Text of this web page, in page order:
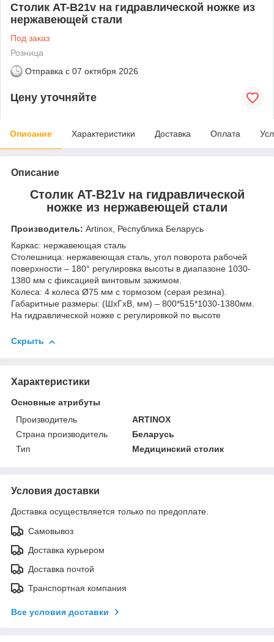
Столик AT-B21v на гидравлической ножке из
нержавеющей стали
Под заказ
Розница
Отправка с 07 октября 2026
Цену уточняйте
Описание Характеристики Доставка Оплата
Описание
Столик AT-B21v на гидравлической
ножке из нержавеющей стали
Производитель: Artinox, Республика Беларусь
Каркас: нержавеющая сталь
Столешница: нержавеющая сталь, угол поворота рабочей
поверхности – 180° регулировка высоты в диапазоне 1030-
1380 мм с фиксацией винтовым зажимом.
Колеса: 4 колеса Ø75 мм с тормозом (серая резина).
Габаритные размеры: (ШхГхВ, мм) – 800*515*1030-1380мм.
На гидравлической ножке с регулировкой по высоте
Скрыть
Характеристики
Основные атрибуты
Производитель
ARTINOX
Страна производитель
Беларусь
Тип
Медицинский столик
Условия доставки
Доставка осуществляется только по предоплате.
Самовывоз
Доставка курьером
Доставка почтой
Транспортная компания
Все условия доставки